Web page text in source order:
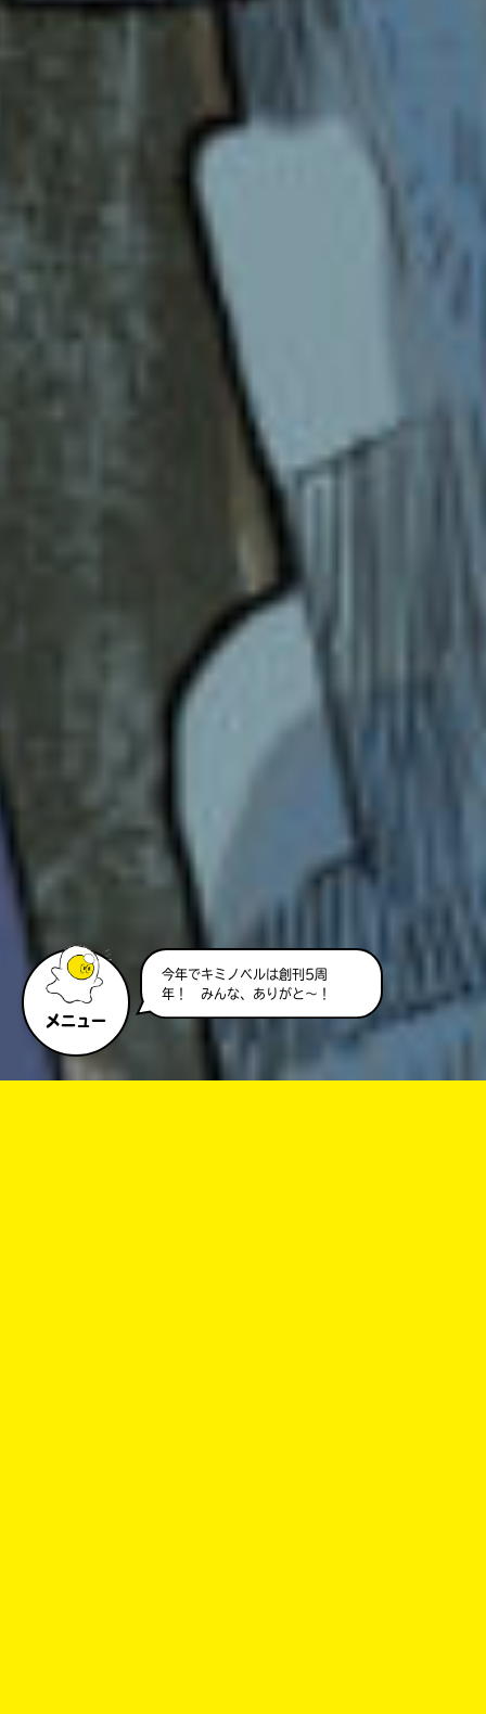
メニュー
今年でキミノベルは創刊5周
年！ みんな、ありがと～！